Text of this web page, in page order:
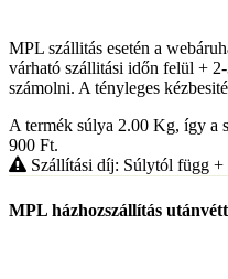
MPL szállitás esetén a
várható szállitási időn felül +
számolni. A tényleges
A termék súlya 2.00 Kg, így a
900 Ft.
Szállítási díj: Súlytól függ +
MPL házhozszállítás